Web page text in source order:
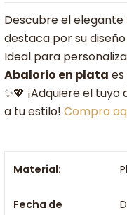
Descubre el elegante
destaca por su
Ideal para
Abalorio en plata
✨💖 ¡Adquiere el
a tu estilo! Compra
Material:
Fecha de